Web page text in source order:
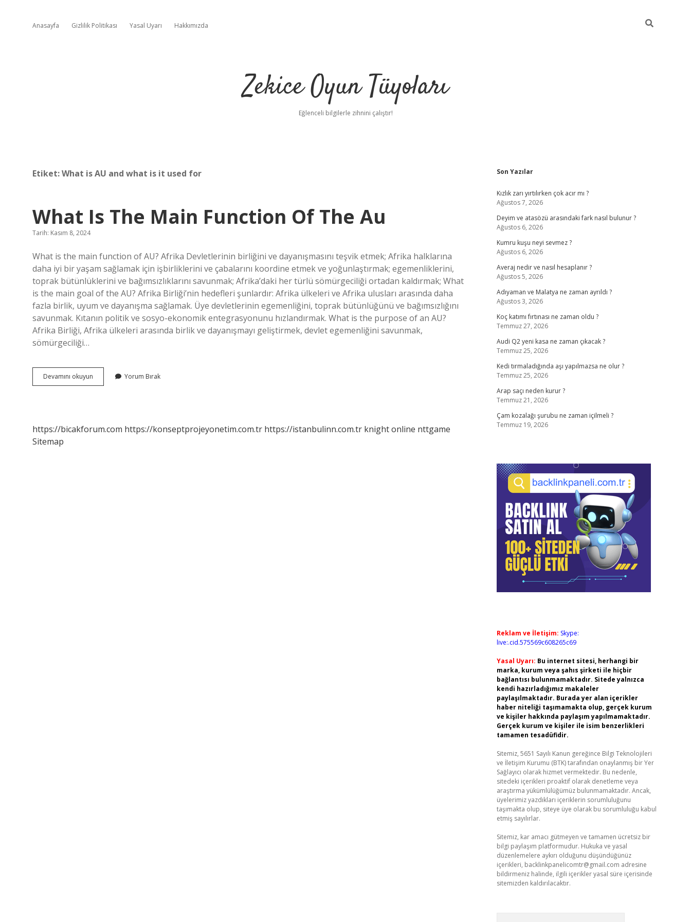
Anasayfa Gizlilik Politikası Yasal Uyarı Hakkımızda
Zekice Oyun Tüyoları
Eğlenceli bilgilerle zihnini çalıştır!
Etiket:What is AU and what is it used for
What Is The Main Function Of The Au
Tarih: Kasım 8, 2024
What is the main function of AU? Afrika Devletlerinin birliğini ve dayanışmasını teşvik etmek; Afrika halklarına
daha iyi bir yaşam sağlamak için işbirliklerini ve çabalarını koordine etmek ve yoğunlaştırmak; egemenliklerini,
toprak bütünlüklerini ve bağımsızlıklarını savunmak; Afrika’daki her türlü sömürgeciliği ortadan kaldırmak; What
is the main goal of the AU? Afrika Birliği’nin hedefleri şunlardır: Afrika ülkeleri ve Afrika ulusları arasında daha
fazla birlik, uyum ve dayanışma sağlamak. Üye devletlerinin egemenliğini, toprak bütünlüğünü ve bağımsızlığını
savunmak. Kıtanın politik ve sosyo-ekonomik entegrasyonunu hızlandırmak. What is the purpose of an AU?
Afrika Birliği, Afrika ülkeleri arasında birlik ve dayanışmayı geliştirmek, devlet egemenliğini savunmak,
sömürgeciliği…
Devamını okuyun
Is
The
Yorum Bırak
https://bicakforum.com https://konseptprojeyonetim.com.tr https://istanbulinn.com.tr knight online nttgame
Sitemap
Sidebar
Son Yazılar
Kızlık zarı yırtılırken çok acır mı ?
Ağustos 7, 2026
Deyim ve atasözü arasındaki fark nasıl bulunur ?
Ağustos 6, 2026
Kumru kuşu neyi sevmez ?
Ağustos 6, 2026
Averaj nedir ve nasıl hesaplanır ?
Ağustos 5, 2026
Adıyaman ve Malatya ne zaman ayrıldı ?
Ağustos 3, 2026
Koç katımı fırtınası ne zaman oldu ?
Temmuz 27, 2026
Audi Q2 yeni kasa ne zaman çıkacak ?
Temmuz 25, 2026
Kedi tırmaladığında aşı yapılmazsa ne olur ?
Temmuz 25, 2026
Arap saçı neden kurur ?
Temmuz 21, 2026
Çam kozalağı şurubu ne zaman içilmeli ?
Temmuz 19, 2026
Reklam ve İletişim: Skype:
live:.cid.575569c608265c69
Yasal Uyarı: Bu internet sitesi, herhangi bir
marka, kurum veya şahıs şirketi ile hiçbir
bağlantısı bulunmamaktadır. Sitede yalnızca
kendi hazırladığımız makaleler
paylaşılmaktadır. Burada yer alan içerikler
haber niteliği taşımamakta olup, gerçek kurum
ve kişiler hakkında paylaşım yapılmamaktadır.
Gerçek kurum ve kişiler ile isim benzerlikleri
tamamen tesadüfidir.
Sitemiz, 5651 Sayılı Kanun gereğince Bilgi Teknolojileri
ve İletişim Kurumu (BTK) tarafından onaylanmış bir Yer
Sağlayıcı olarak hizmet vermektedir. Bu nedenle,
sitedeki içerikleri proaktif olarak denetleme veya
araştırma yükümlülüğümüz bulunmamaktadır. Ancak,
üyelerimiz yazdıkları içeriklerin sorumluluğunu
taşımakta olup, siteye üye olarak bu sorumluluğu kabul
etmiş sayılırlar.
Sitemiz, kar amacı gütmeyen ve tamamen ücretsiz bir
bilgi paylaşım platformudur. Hukuka ve yasal
düzenlemelere aykırı olduğunu düşündüğünüz
içerikleri, backlinkpanelicomtr@gmail.com adresine
bildirmeniz halinde, ilgili içerikler yasal süre içerisinde
sitemizden kaldırılacaktır.
vdcasino sitesi